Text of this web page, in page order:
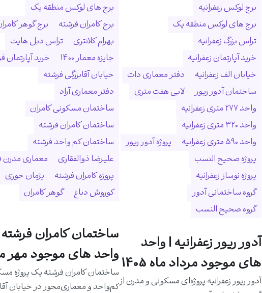
برج لوکس زعفرانیه
برج های لوکس منطقه یک
تراس بزرگ زعفرانیه
خرید آپارتمان زعفرانیه
خیابان الف زعفرانیه
دفتر معماری دات
ساختمان آدور ریور
لابی هفت متری
واحد ۲۷۷ متری زعفرانیه
واحد ۳۲۰ متری زعفرانیه
واحد ۵۹۰ متری زعفرانیه
پروژه آدور ریور
پروژه صحیح النسب
پروژه نوساز زعفرانیه
گروه ساختمانی آدور
گروه صحیح النسب
آدور ریور زعفرانیه | واحد
های موجود مرداد ماه 1405
آدور ریور زعفرانیه پروژه‌ای مسکونی و مدرن از
برج های لوکس منطقه یک
برج کامران فرشته
برج گوهر
بهرام کلانتری
تراس دبل هایت
جایزه معمار ۱۴۰۰
خرید آپارتمان
خیابان آقابزرگی فرشته
دفتر معماری آراد
ساختمان مسکونی کامران
ساختمان کامران فرشته
ساختمان کم واحد فرشته
علیرضا ذوالفقاری
معماری مدرن
پروژه کامران فرشته
پژمان جوزی
کوروش دباغ
گوهر کامران
ساختمان کامران
واحد های موجود مهر
ساختمان کامران فرشته یک پروژه
کم‌واحد و معماری‌محور در خیابان